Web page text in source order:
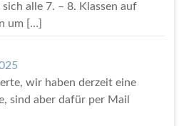
alle 7. – 8. Klassen auf
um
[…]
wir haben derzeit eine
sind aber dafür per Mail